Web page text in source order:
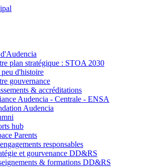
plan stratégique : STOA 2030
d'histoire
gouvernance
& accréditations
Audencia - Centrale - ENSA
Audencia
hub
Parents
responsables
et gourvenance DD&RS
& formations DD&RS